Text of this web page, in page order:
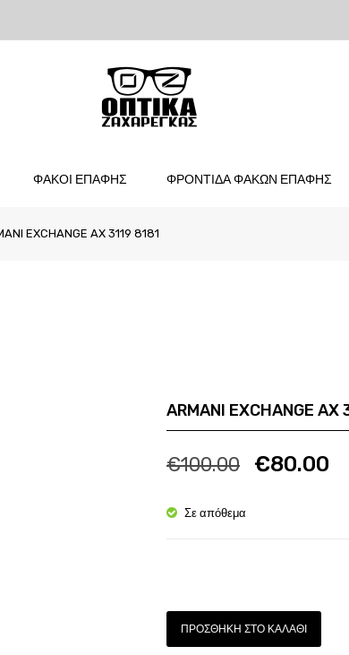
ΦΑΚΟΙ ΕΠΑΦΗΣ ΦΡΟΝΤΙΔΑ ΦΑΚΩΝ ΕΠΑΦΗΣ
EXCHANGE AX 3119 8181
ARMANI EXCHANGE AX
€100.00 Ποσότητα
€80.00
Σε απόθεμα
ΠΡΟΣΘΉΚΗ ΣΤΟ ΚΑΛΆΘΙ